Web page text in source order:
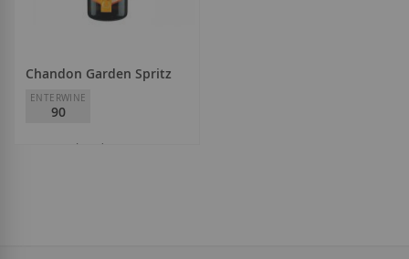
Afegir a la llista de desitjos
Chandon Garden Spritz
ENTERWINE
90
Moët & Chandon